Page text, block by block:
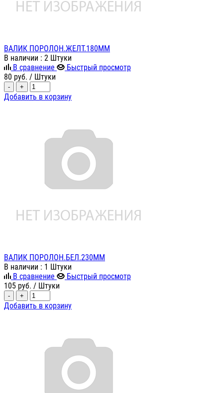
ВАЛИК ПОРОЛОН.ЖЕЛТ.180ММ
В наличии : 2 Штуки
В сравнение
Быстрый просмотр
80 руб. / Штуки
- +
Добавить в корзину
ВАЛИК ПОРОЛОН.БЕЛ.230ММ
В наличии : 1 Штуки
В сравнение
Быстрый просмотр
105 руб. / Штуки
- +
Добавить в корзину